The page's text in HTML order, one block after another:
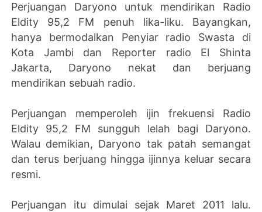
Perjuangan Daryono untuk mendirikan Radio
Eldity 95,2 FM penuh lika-liku. Bayangkan,
hanya bermodalkan Penyiar radio Swasta di
Kota Jambi dan Reporter radio El Shinta
Jakarta, Daryono nekat dan berjuang
mendirikan sebuah radio.
Perjuangan memperoleh ijin frekuensi Radio
Eldity 95,2 FM sungguh lelah bagi Daryono.
Walau demikian, Daryono tak patah semangat
dan terus berjuang hingga ijinnya keluar secara
resmi.
Perjuangan itu dimulai sejak Maret 2011 lalu.